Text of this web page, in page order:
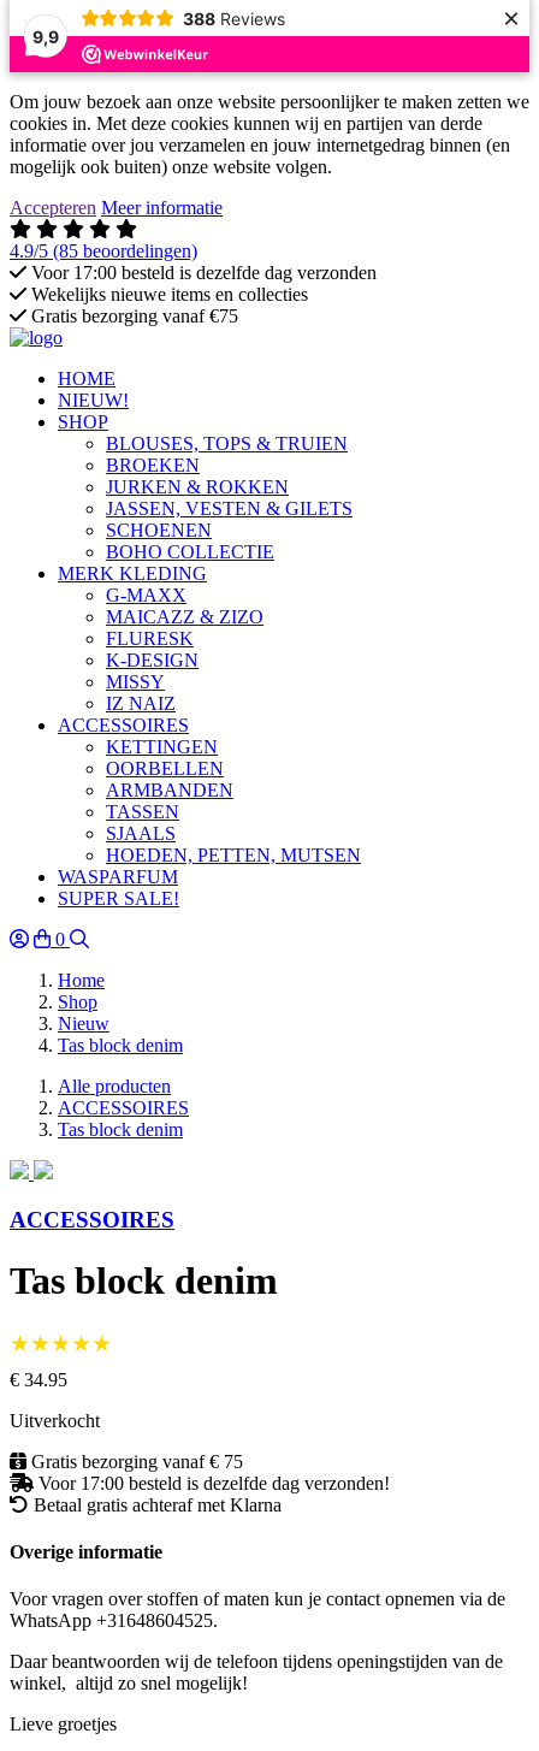
9,9
388 Reviews ×
Om jouw bezoek aan onze website persoonlijker te maken zetten we
cookies in. Met deze cookies kunnen wij en partijen van derde
informatie over jou verzamelen en jouw internetgedrag binnen (en
mogelijk ook buiten) onze website volgen.
Accepteren Meer informatie
4.9/5 (85 beoordelingen)
Voor 17:00 besteld is dezelfde dag verzonden
Wekelijks nieuwe items en collecties
Gratis bezorging vanaf €75
HOME
NIEUW!
SHOP
BLOUSES, TOPS & TRUIEN
BROEKEN
JURKEN & ROKKEN
JASSEN, VESTEN & GILETS
SCHOENEN
BOHO COLLECTIE
MERK KLEDING
G-MAXX
MAICAZZ & ZIZO
FLURESK
K-DESIGN
MISSY
IZ NAIZ
ACCESSOIRES
KETTINGEN
OORBELLEN
ARMBANDEN
TASSEN
SJAALS
HOEDEN, PETTEN, MUTSEN
WASPARFUM
SUPER SALE!
0
Home
Shop
Nieuw
Tas block denim
Alle producten
ACCESSOIRES
Tas block denim
ACCESSOIRES
Tas block denim
★★★★★
€ 34.95
Uitverkocht
Gratis bezorging vanaf € 75
Voor 17:00 besteld is dezelfde dag verzonden!
Betaal gratis achteraf met Klarna
Overige informatie
Voor vragen over stoffen of maten kun je contact opnemen via de
WhatsApp +31648604525.
Daar beantwoorden wij de telefoon tijdens openingstijden van de
winkel, altijd zo snel mogelijk!
Lieve groetjes